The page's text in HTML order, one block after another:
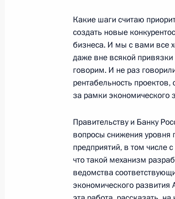
16 сентября 2014 года,
Рабочая встреча с
Голиковой
16 сентября 2014 года, 12:25
Какие шаги считаю
создать новые
бизнеса. И мы с вами все
даже вне всякой
говорим. И не раз
рентабельность проектов,
за рамки экономического
Правительству и Банку
вопросы снижения
предприятий, в том
что такой механизм
ведомства
экономического